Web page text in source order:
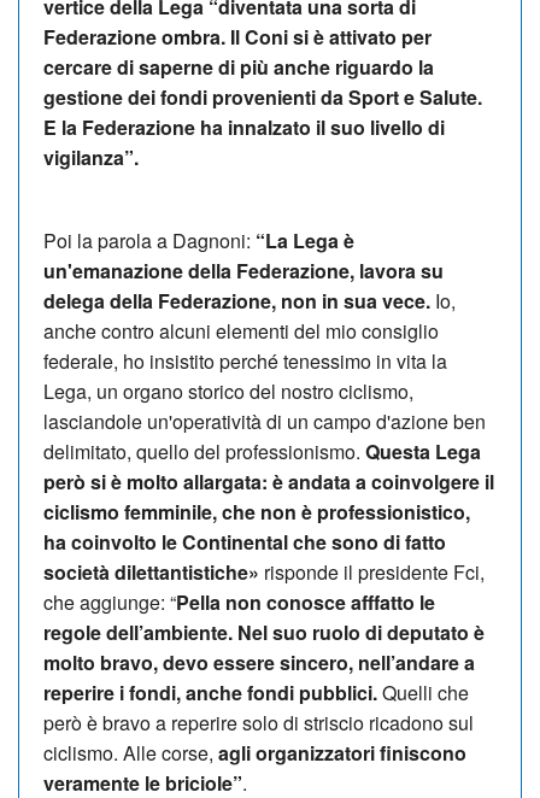
vertice della Lega “diventata una sorta di
Federazione ombra. Il Coni si è attivato per
cercare di saperne di più anche riguardo la
gestione dei fondi provenienti da Sport e Salute.
E la Federazione ha innalzato il suo livello di
vigilanza”.
Poi la parola a Dagnoni: “La Lega è
un'emanazione della Federazione, lavora su
delega della Federazione, non in sua vece. Io,
anche contro alcuni elementi del mio consiglio
federale, ho insistito perché tenessimo in vita la
Lega, un organo storico del nostro ciclismo,
lasciandole un'operatività di un campo d'azione ben
delimitato, quello del professionismo. Questa Lega
però si è molto allargata: è andata a coinvolgere il
ciclismo femminile, che non è professionistico,
ha coinvolto le Continental che sono di fatto
società dilettantistiche» risponde il presidente Fci,
che aggiunge: “Pella non conosce afffatto le
regole dell’ambiente. Nel suo ruolo di deputato è
molto bravo, devo essere sincero, nell’andare a
reperire i fondi, anche fondi pubblici.Quelli che
però è bravo a reperire solo di striscio ricadono sul
ciclismo. Alle corse, agli organizzatori finiscono
veramente le briciole”.